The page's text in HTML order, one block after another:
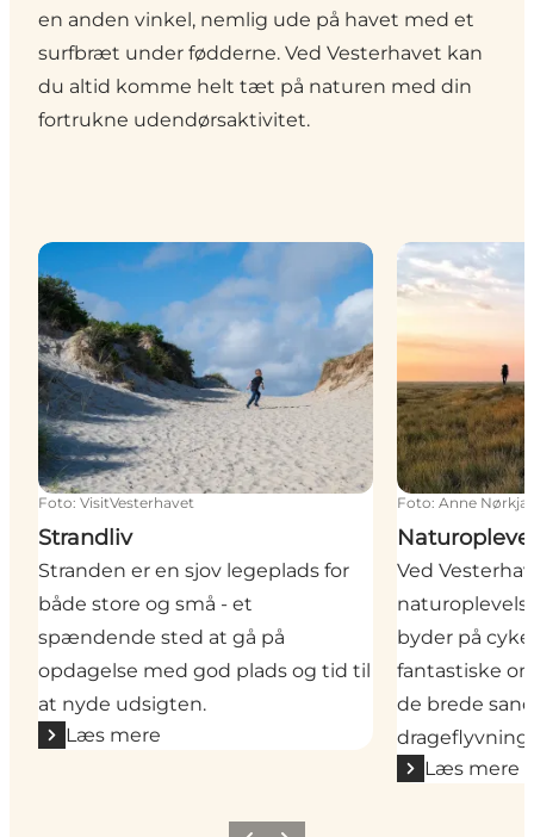
en anden vinkel, nemlig ude på havet med et
surfbræt under fødderne. Ved Vesterhavet kan
du altid komme helt tæt på naturen med din
fortrukne udendørsaktivitet.
Strandliv
Foto: VisitVesterhavet
Strandliv
Stranden er en sjov legeplads for
både store og små - et
spændende sted at gå på
opdagelse med god plads og tid til
at nyde udsigten.
Læs mere
Foto: Anne
Ved
byder på
fantastiske
de brede
Læs mere